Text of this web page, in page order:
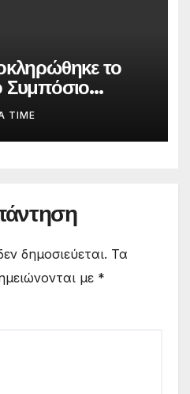
το
Συμπόσιο
TIME
δημοσιεύεται. Τα
με *